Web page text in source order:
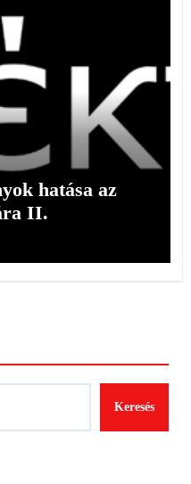
hatása az
II.
Keresés